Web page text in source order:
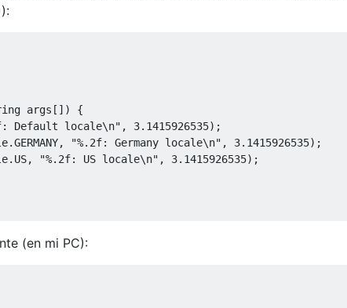
args [])
{
Default locale\n" , 3.1415926535);
.GERMANY, "%.2f: Germany locale\n" , 3.1415926535);
. US, "%.2f: US locale\n" , 3.1415926535);
(en mi PC):